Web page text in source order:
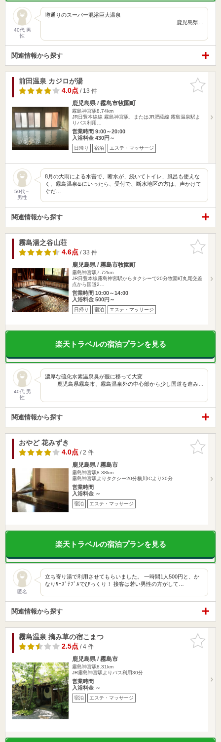
40代 男
性
噂通りのスーパー混浴巨大温泉
鹿児島県…
関連情報から探す
お気に入
りに追加
前田温泉 カジロが湯
4.0点/ 13 件
鹿児島県 / 霧島市牧園町
霧島神宮駅8.74km
JR日豊本線線 霧島神宮駅、またはJR肥薩線 霧島温泉駅よ
りバス利用…
営業時間 9:00～20:00
入浴料金 430円～
日帰り 宿泊 エステ・マッサージ
50代～
男性
8月の大雨による水害で、断水が、続いてトイレ、風呂も使えな
く、霧島温泉♨️にいったら、受付で、断水地区の方は、声かけて
ぐだ…
関連情報から探す
お気に入
りに追加
霧島湯之谷山荘
4.6点/ 33 件
鹿児島県 / 霧島市牧園町
霧島神宮駅7.72km
JR日豊本線霧島神宮駅からタクシーで20分牧園町丸尾交差
点から国道2…
営業時間 10:00～14:00
入浴料金 500円～
日帰り 宿泊 エステ・マッサージ
楽天トラベルの宿泊プランを見る
40代 男
性
濃厚な硫化水素温泉臭が服に移って大変
鹿児島県霧島市、霧島温泉外の中心部から少し国道を進み…
関連情報から探す
お気に入
りに追加
おやど 花みずき
4.0点/ 2 件
鹿児島県 / 霧島市
霧島神宮駅8.38km
霧島神宮駅よりタクシー20分横川ICより30分
営業時間
入浴料金 ～
宿泊 エステ・マッサージ
楽天トラベルの宿泊プランを見る
匿名
立ち寄り湯で利用させてもらいました。 一時間1人500円と、か
なりﾘｰｽﾞﾅﾌﾞﾙでびっくり！ 接客は若い男性の方がして…
関連情報から探す
お気に入
りに追加
霧島温泉 摘み草の宿こまつ
2.5点/ 4 件
鹿児島県 / 霧島市
霧島神宮駅8.31km
JR霧島神宮駅よりバス利用30分
営業時間
入浴料金 ～
宿泊 エステ・マッサージ